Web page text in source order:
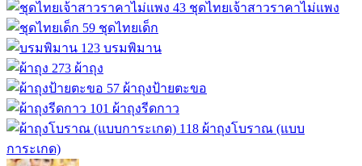
43 ชุดไทยเจ้าสาวราคาไม่แพง
59 ชุดไทยเด็ก
123 บรมพิมาน
273 ผ้าถุง
57 ผ้าถุงป้ายตะขอ
101 ผ้าถุงรีดกาว
118 ผ้าถุงโบราณ (แบบ
การะเกด)